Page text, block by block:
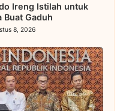
Ireng Istilah untuk
Buat Gaduh
8, 2026